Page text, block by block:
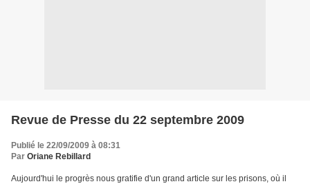
Revue de Presse du 22 septembre 2009
Publié le 22/09/2009 à 08:31
Par Oriane Rebillard
Aujourd'hui le progrès nous gratifie d'un grand article sur les prisons, où il